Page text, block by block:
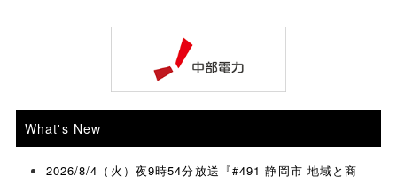
What's New
2026/8/4（火）夜9時54分放送『#491 静岡市 地域と商